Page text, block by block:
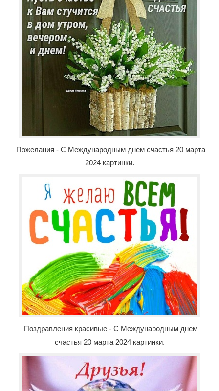
Пожелания - С Международным днем счастья 20 марта
2024 картинки.
Поздравления красивые - С Международным днем
счастья 20 марта 2024 картинки.